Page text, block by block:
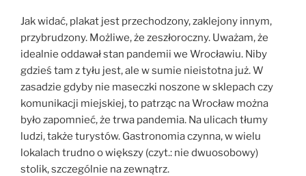
Jak widać, plakat jest przechodzony, zaklejony innym,
przybrudzony. Możliwe, że zeszłoroczny. Uważam, że
idealnie oddawał stan pandemii we Wrocławiu. Niby
gdzieś tam z tyłu jest, ale w sumie nieistotna już. W
zasadzie gdyby nie maseczki noszone w sklepach czy
komunikacji miejskiej, to patrząc na Wrocław można
było zapomnieć, że trwa pandemia. Na ulicach tłumy
ludzi, także turystów. Gastronomia czynna, w wielu
lokalach trudno o większy (czyt.: nie dwuosobowy)
stolik, szczególnie na zewnątrz.